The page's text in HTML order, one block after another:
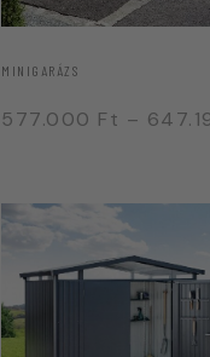
MINIGARÁZS
577.000 Ft –